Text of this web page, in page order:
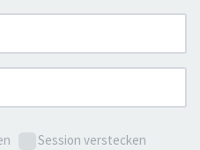
Session verstecken